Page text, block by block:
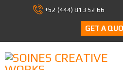
+52 (444) 813 52 66
GET A